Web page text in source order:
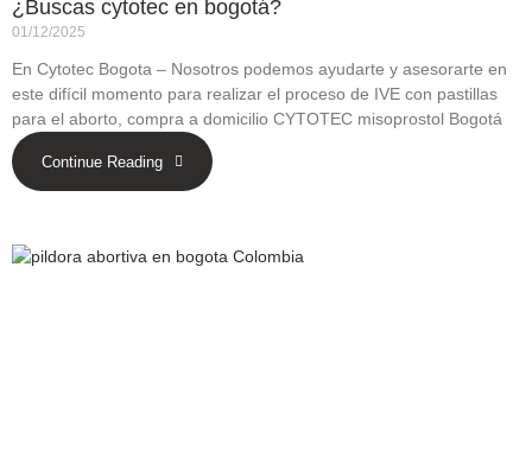
¿Buscas cytotec en bogotá?
01/12/2025
En Cytotec Bogota – Nosotros podemos ayudarte y asesorarte en
este difícil momento para realizar el proceso de IVE con pastillas
para el aborto, compra a domicilio CYTOTEC misoprostol Bogotá
Continue Reading